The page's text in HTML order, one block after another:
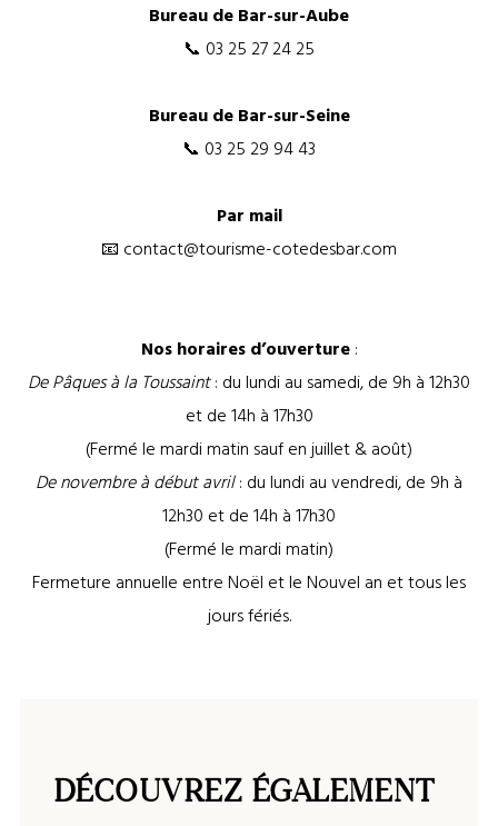
Bureau de Bar-sur-Aube
📞 03 25 27 24 25
Bureau de Bar-sur-Seine
📞 03 25 29 94 43
Par mail
📧 contact@tourisme-cotedesbar.com
Nos horaires d’ouverture:
De Pâques à la Toussaint: du lundi au samedi, de 9h à 12h30
et de 14h à 17h30
(Fermé le mardi matin sauf en juillet & août)
De novembre à début avril: du lundi au vendredi, de 9h à
12h30 et de 14h à 17h30
(Fermé le mardi matin)
Fermeture annuelle entre Noël et le Nouvel an et tous les
jours fériés.
DÉCOUVREZ ÉGALEMENT